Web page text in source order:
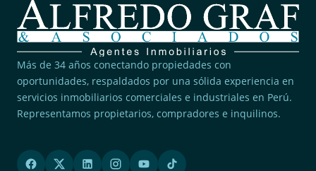
Más de 34 años conectando propiedades con
oportunidades, respaldados por una sólida experiencia en
servicios inmobiliarios comerciales e industriales en Perú.
Representamos propietarios, compradores e inquilinos.